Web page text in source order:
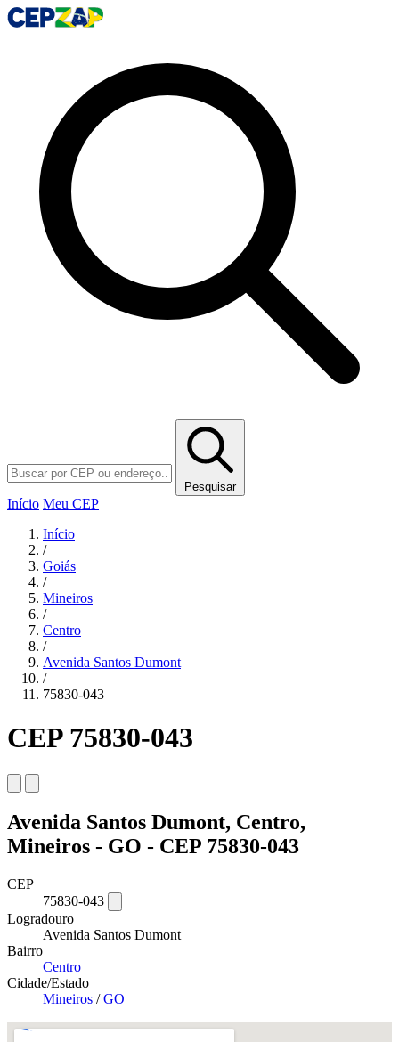
Pesquisar
Início Meu CEP
Início
/
Goiás
/
Mineiros
/
Centro
/
Avenida Santos Dumont
/
75830-043
CEP 75830-043
Avenida Santos Dumont, Centro,
Mineiros - GO - CEP 75830-043
CEP
75830-043
Logradouro
Avenida Santos Dumont
Bairro
Centro
Cidade/Estado
Mineiros /GO